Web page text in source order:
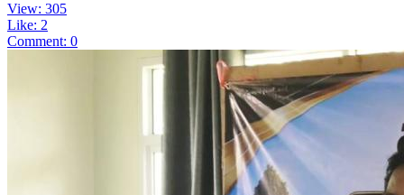
View: 305
Like: 2
Comment: 0